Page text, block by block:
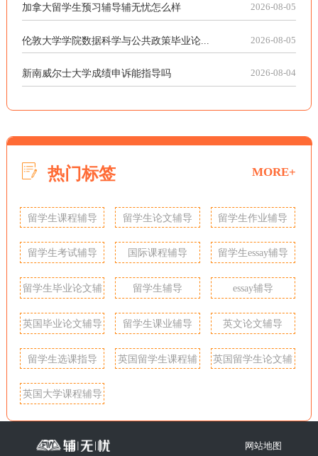
加拿大留学生预习辅导辅无忧怎么样 2026-08-05
伦敦大学学院数据科学与公共政策毕业论... 2026-08-05
新南威尔士大学成绩申诉能指导吗 2026-08-04
热门标签 MORE+
留学生课程辅导 留学生论文辅导 留学生作业辅导
留学生考试辅导 国际课程辅导 留学生essay辅导
留学生毕业论文辅
留学生辅导 essay辅导
英国毕业论文辅导 留学生课业辅导 英文论文辅导
留学生选课指导
英国留学生课程辅
英国留学生论文辅
英国大学课程辅导
网站地图